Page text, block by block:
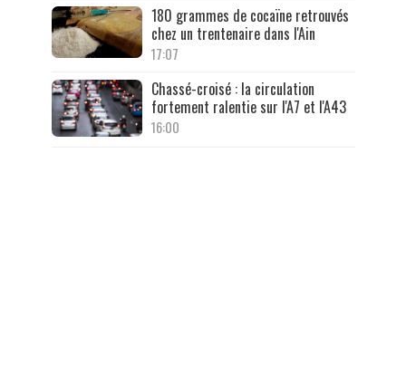
180 grammes de cocaïne retrouvés
chez un trentenaire dans l'Ain
17:07
Chassé-croisé : la circulation
fortement ralentie sur l'A7 et l'A43
16:00